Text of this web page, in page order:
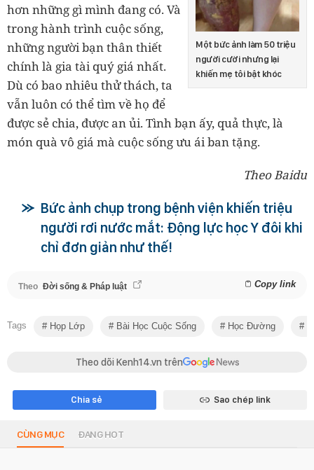
Một bức ảnh làm 50 triệu
người cười nhưng lại
khiến mẹ tôi bật khóc
hơn những gì mình đang có. Và
trong hành trình cuộc sống,
những người bạn thân thiết
chính là gia tài quý giá nhất.
Dù có bao nhiêu thử thách, ta
vẫn luôn có thể tìm về họ để
được sẻ chia, được an ủi. Tình bạn ấy, quả thực, là
món quà vô giá mà cuộc sống ưu ái ban tặng.
Theo Baidu
Bức ảnh chụp trong bệnh viện khiến triệu
người rơi nước mắt: Động lực học Y đôi khi
chỉ đơn giản như thế!
Theo Đời sống & Pháp luật Copy link
Tags Họp Lớp Bài Học Cuộc Sống Học Đường
Theo dõi Kenh14.vn trên
Chia sẻ Sao chép link
CÙNG MỤC ĐANG HOT